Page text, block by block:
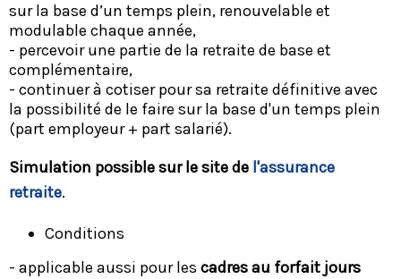
sur la base d’un temps plein, renouvelable et
modulable chaque année,
- percevoir une partie de la retraite de base et
complémentaire,
- continuer à cotiser pour sa retraite définitive avec
la possibilité de le faire sur la base d'un temps plein
(part employeur + part salarié).
Simulation possible sur le site de l'assurance
retraite.
Conditions
- applicable aussi pour les cadres au forfait jours